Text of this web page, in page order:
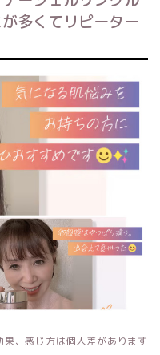
多くてリピーター
、感じ方は個人差があります